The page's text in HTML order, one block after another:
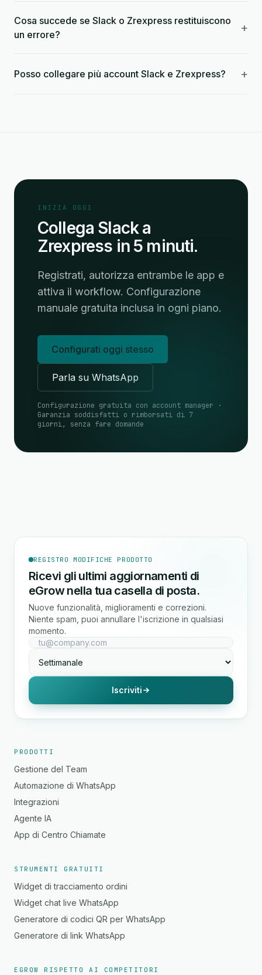
Cosa succede se Slack o Zrexpress restituiscono
un errore?
+
Posso collegare più account Slack e Zrexpress? +
INIZIA OGGI
Collega Slack a
Zrexpress in 5 minuti.
Registrati, autorizza entrambe le app e
attiva il workflow. Configurazione
manuale gratuita inclusa in ogni piano.
Configurati oggi stesso
Parla su WhatsApp
Configurazione gratuita con account manager ·
Garanzia soddisfatti o rimborsati di 7
giorni, senza fare domande
REGISTRO MODIFICHE PRODOTTO
Ricevi gli ultimi aggiornamenti di
eGrow nella tua casella di posta.
Nuove funzionalità, miglioramenti e correzioni.
Niente spam, puoi annullare l'iscrizione in qualsiasi
momento.
Iscriviti
PRODOTTI
Gestione del Team
Automazione di WhatsApp
Integrazioni
Agente IA
App di Centro Chiamate
STRUMENTI GRATUITI
Widget di tracciamento ordini
Widget chat live WhatsApp
Generatore di codici QR per WhatsApp
Generatore di link WhatsApp
EGROW RISPETTO AI COMPETITORI